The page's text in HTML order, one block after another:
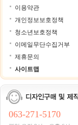
이용약관
개인정보보호정책
청소년보호정책
이메일무단수집거부
제휴문의
사이트맵
063-271-5170